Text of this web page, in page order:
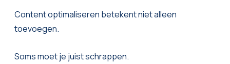
Content optimaliseren betekent niet alleen
toevoegen.
Soms moet je juist schrappen.